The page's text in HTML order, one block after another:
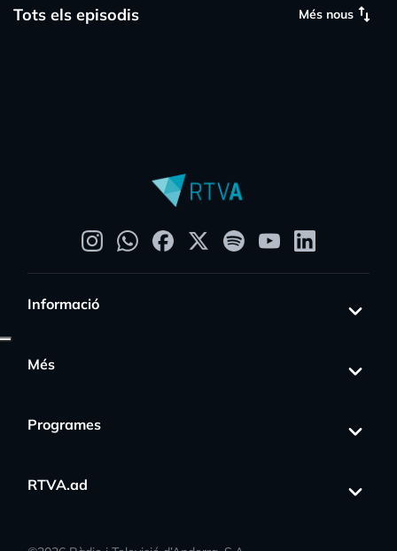
Tots els episodis Més nous swap_vert
Informació
Més
Programes
RTVA.ad